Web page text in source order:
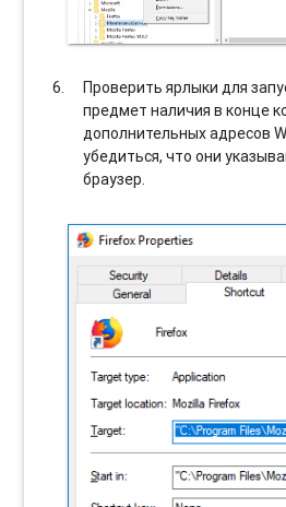
Проверить ярлыки для
предмет наличия в конце
дополнительных адресов
убедиться, что они
браузер.